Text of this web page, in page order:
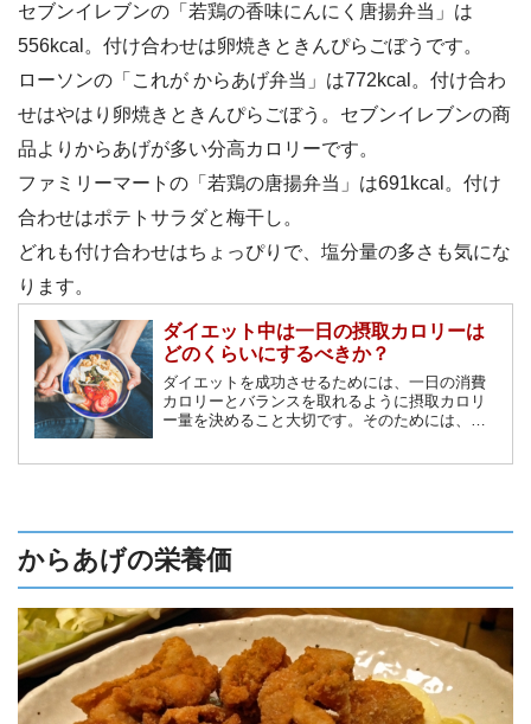
セブンイレブンの「若鶏の香味にんにく唐揚弁当」は
556kcal。付け合わせは卵焼きときんぴらごぼうです。
ローソンの「これが からあげ弁当」は772kcal。付け合わ
せはやはり卵焼きときんぴらごぼう。セブンイレブンの商
品よりからあげが多い分高カロリーです。
ファミリーマートの「若鶏の唐揚弁当」は691kcal。付け
合わせはポテトサラダと梅干し。
どれも付け合わせはちょっぴりで、塩分量の多さも気にな
ります。
ダイエット中は一日の摂取カロリーは
どのくらいにするべきか？
ダイエットを成功させるためには、一日の消費
カロリーとバランスを取れるように摂取カロリ
ー量を決めること大切です。そのためには、一
からあげの栄養価